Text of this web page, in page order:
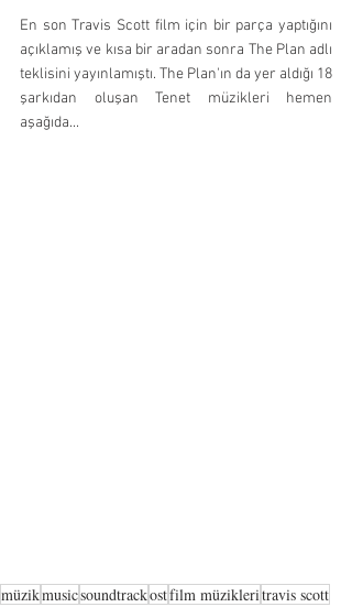
En son Travis Scott film için bir parça yaptığını
açıklamış ve kısa bir aradan sonra The Plan adlı
teklisini yayınlamıştı. The Plan'ın da yer aldığı 18
şarkıdan oluşan Tenet müzikleri hemen
aşağıda...
müzikmusicsoundtrackostfilm müzikleritravis scott